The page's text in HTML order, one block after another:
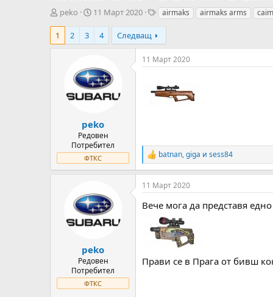
А
о
peko
Н
а
н
а
Д
а
а
11 Март 2020
T
g
s
airmaks airmaks arms
1 2 3 4 Следващ
peko
Редовен
Потребител
ФТКС
11 Март 2020
R
e
a
c
i
n
batnan,giga и sess84
peko
Редовен
Потребител
ФТКС
11 Март 2020
Вече мога да представя
Прави се в Прага от бивш